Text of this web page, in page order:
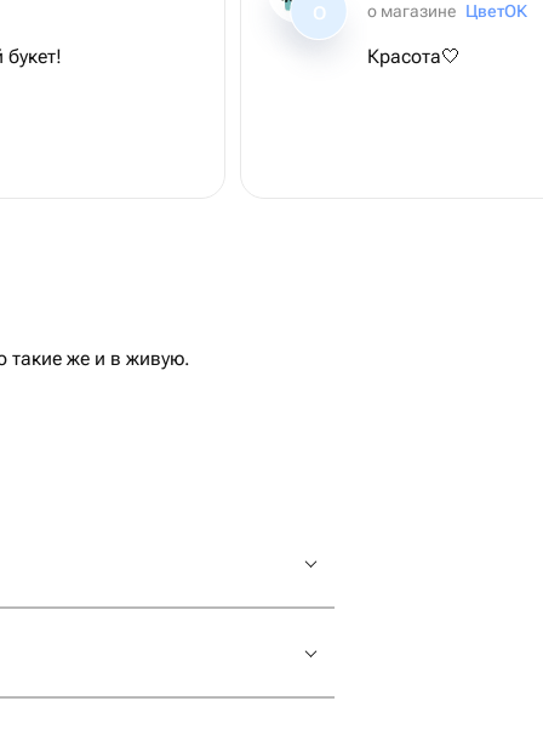
О о магазине ЦветОК
Красота🤍
фотографии, Обложки для документов в Одинцове на фото такие же и в живую.